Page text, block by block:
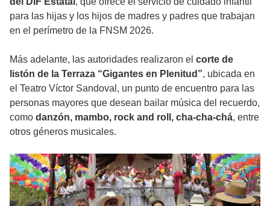
para las hijas y los hijos de madres y padres que trabajan
en el perímetro de la FNSM 2026.
Más adelante, las autoridades realizaron el corte de
listón de la Terraza “Gigantes en Plenitud”, ubicada en
el Teatro Víctor Sandoval, un punto de encuentro para las
personas mayores que desean bailar música del recuerdo,
como danzón, mambo, rock and roll, cha-cha-chá, entre
otros géneros musicales.